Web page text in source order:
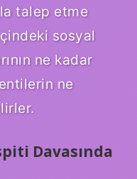
talep etme
sosyal
ne kadar
ne
Davasında